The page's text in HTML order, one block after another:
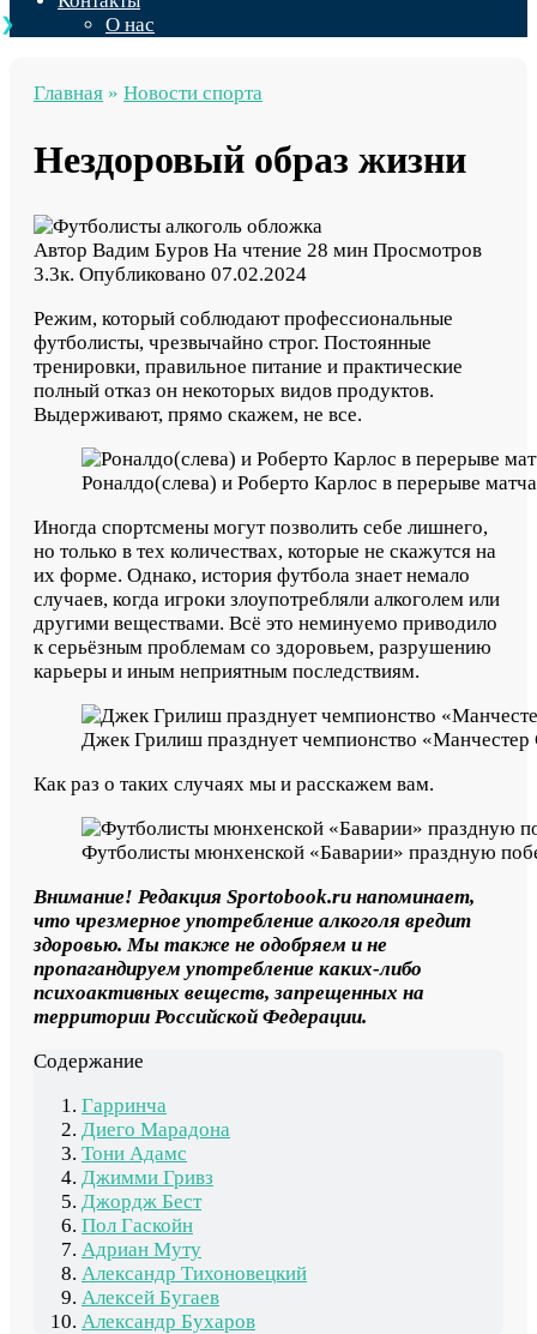
О нас
Главная » Новости спорта
Нездоровый образ жизни
Автор Вадим Буров На чтение 28 мин Просмотров
3.3к. Опубликовано 07.02.2024
Режим, который соблюдают профессиональные
футболисты, чрезвычайно строг. Постоянные
тренировки, правильное питание и практические
полный отказ он некоторых видов продуктов.
Выдерживают, прямо скажем, не все.
Роналдо(слева) и Роберто Карлос в перерыве
Иногда спортсмены могут позволить себе лишнего,
но только в тех количествах, которые не скажутся на
их форме. Однако, история футбола знает немало
случаев, когда игроки злоупотребляли алкоголем или
другими веществами. Всё это неминуемо приводило
к серьёзным проблемам со здоровьем, разрушению
карьеры и иным неприятным последствиям.
Джек Грилиш празднует чемпионство
Как раз о таких случаях мы и расскажем вам.
Футболисты мюнхенской «Баварии» праздную
Внимание! Редакция Sportobook.ru напоминает,
что чрезмерное употребление алкоголя вредит
здоровью. Мы также не одобряем и не
пропагандируем употребление каких-либо
психоактивных веществ, запрещенных на
территории Российской Федерации.
Содержание
Гарринча
Диего Марадона
Тони Адамс
Джимми Гривз
Джордж Бест
Пол Гаскойн
Адриан Муту
Александр Тихоновецкий
Алексей Бугаев
Александр Бухаров